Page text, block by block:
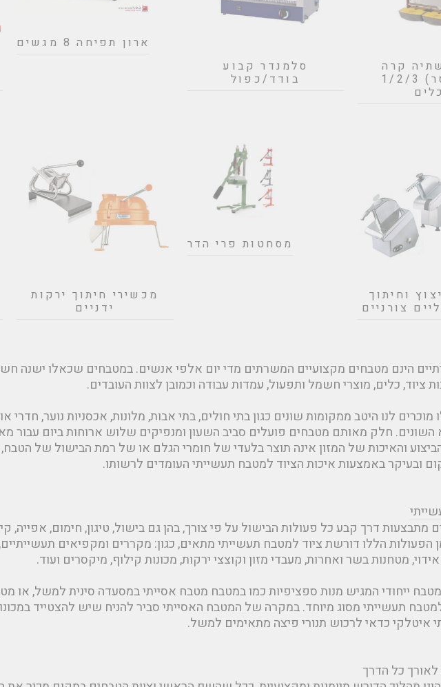
קרה
(דיספנסר) 1/2/3
סלמנדר קבוע
בודד/כפול
ארון תפיחה 8 מגשים
וחיתוך
צורניים
מסחטות פרי הדר
מכשירי חיתוך ירקות
ידניים
הינם מטבחים מקצועיים המשרתים מדי יום אלפי אנשים. במטבחים שכאלו ישנה
ציוד, כלים, מוצרי חשמל ותפעול, עמדות עבודה וכמובן לצוות העובדים.
לנו היטב ממקומות שונים כגון בתי חולים, בתי אבות, מלונות, אכסניות נוער, חדרי
חלק מאותם מטבחים פועלים סביב השעון ומנפיקים שלוש ארוחות ביום עבור
והאיכות של המזון אינה תוצר בלעדי של חומרי הגלם או של רמת הבישול של
ובעיקר באמצעות איכות הציוד למטבח תעשייתי העומדים לרשותו.
מתבצעות דרך קבע כל פעולות הבישול על פי צורך, בהן גם בישול, טיגון, חימום, אפייה,
הפעולות הללו דורשת ציוד למטבח תעשייתי מתאים, כגון: מקררים ומקפיאים תעשייתיים,
מטחנות בשר ואחרות, מעבדי מזון וקוצצי ירקות, מכונות קילוף, מיקסרים ועוד.
ייחודי המגיש מנות ספציפיות כמו במטבח מטבח אסייתי במסעדה סינית למשל, או
למטבח תעשייתי מסוג מיוחד. במקרה של המטבח האסייתי סביר להניח שיש להצטייד
איטלקי כדאי לרכוש תנורי פיצה מתאימים למשל.
לאורך כל הדרך